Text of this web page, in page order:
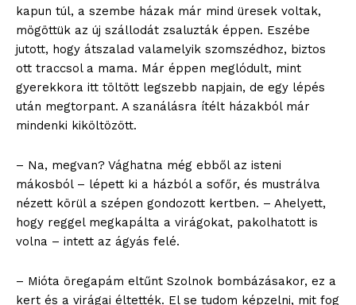
kapun túl, a szembe házak már mind üresek voltak,
mögöttük az új szállodát zsaluzták éppen. Eszébe
jutott, hogy átszalad valamelyik szomszédhoz, biztos
ott traccsol a mama. Már éppen meglódult, mint
gyerekkora itt töltött legszebb napjain, de egy lépés
után megtorpant. A szanálásra ítélt házakból már
mindenki kiköltözött.
– Na, megvan? Vághatna még ebből az isteni
mákosból – lépett ki a házból a sofőr, és mustrálva
nézett körül a szépen gondozott kertben. – Ahelyett,
hogy reggel megkapálta a virágokat, pakolhatott is
volna – intett az ágyás felé.
– Mióta öregapám eltűnt Szolnok bombázásakor, ez a
kert és a virágai éltették. El se tudom képzelni, mit fog